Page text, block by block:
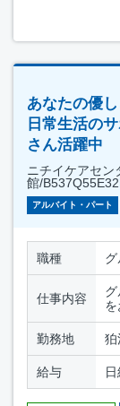
あなたの優
日常生活の
さん活躍中
ニチイケアセ
館/
アルバイト・パート
職種
仕事内容
を
勤務地 狛
給与